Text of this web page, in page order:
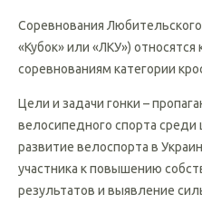
Соревнования
«Кубок» или «ЛКУ»)
соревнованиям категории
Цели и задачи гонки –
велосипедного спорта среди
развитие велоспорта в
участника к повышению
результатов и выявление